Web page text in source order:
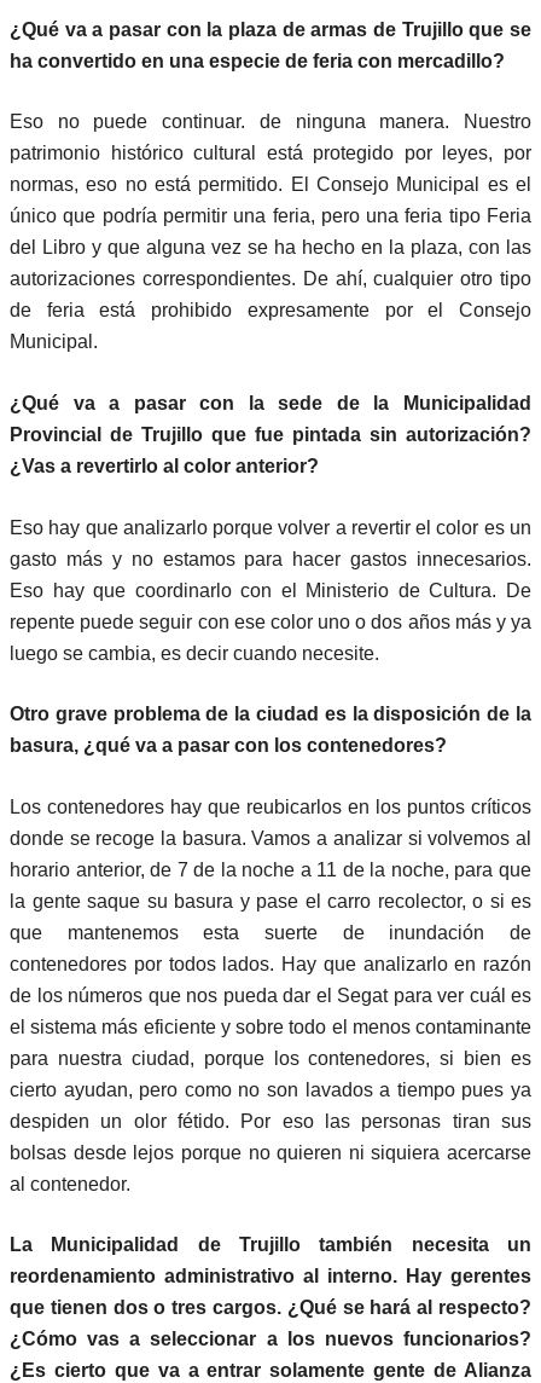
¿Qué va a pasar con la plaza de armas de Trujillo que se
ha convertido en una especie de feria con mercadillo?
Eso no puede continuar. de ninguna manera. Nuestro
patrimonio histórico cultural está protegido por leyes, por
normas, eso no está permitido. El Consejo Municipal es el
único que podría permitir una feria, pero una feria tipo Feria
del Libro y que alguna vez se ha hecho en la plaza, con las
autorizaciones correspondientes. De ahí, cualquier otro tipo
de feria está prohibido expresamente por el Consejo
Municipal.
¿Qué va a pasar con la sede de la Municipalidad
Provincial de Trujillo que fue pintada sin autorización?
¿Vas a revertirlo al color anterior?
Eso hay que analizarlo porque volver a revertir el color es un
gasto más y no estamos para hacer gastos innecesarios.
Eso hay que coordinarlo con el Ministerio de Cultura. De
repente puede seguir con ese color uno o dos años más y ya
luego se cambia, es decir cuando necesite.
Otro grave problema de la ciudad es la disposición de la
basura, ¿qué va a pasar con los contenedores?
Los contenedores hay que reubicarlos en los puntos críticos
donde se recoge la basura. Vamos a analizar si volvemos al
horario anterior, de 7 de la noche a 11 de la noche, para que
la gente saque su basura y pase el carro recolector, o si es
que mantenemos esta suerte de inundación de
contenedores por todos lados. Hay que analizarlo en razón
de los números que nos pueda dar el Segat para ver cuál es
el sistema más eficiente y sobre todo el menos contaminante
para nuestra ciudad, porque los contenedores, si bien es
cierto ayudan, pero como no son lavados a tiempo pues ya
despiden un olor fétido. Por eso las personas tiran sus
bolsas desde lejos porque no quieren ni siquiera acercarse
al contenedor.
La Municipalidad de Trujillo también necesita un
reordenamiento administrativo al interno. Hay gerentes
que tienen dos o tres cargos. ¿Qué se hará al respecto?
¿Cómo vas a seleccionar a los nuevos funcionarios?
¿Es cierto que va a entrar solamente gente de Alianza